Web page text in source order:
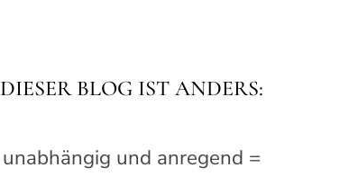
DIESER BLOG IST ANDERS:
unabhängig und anregend =